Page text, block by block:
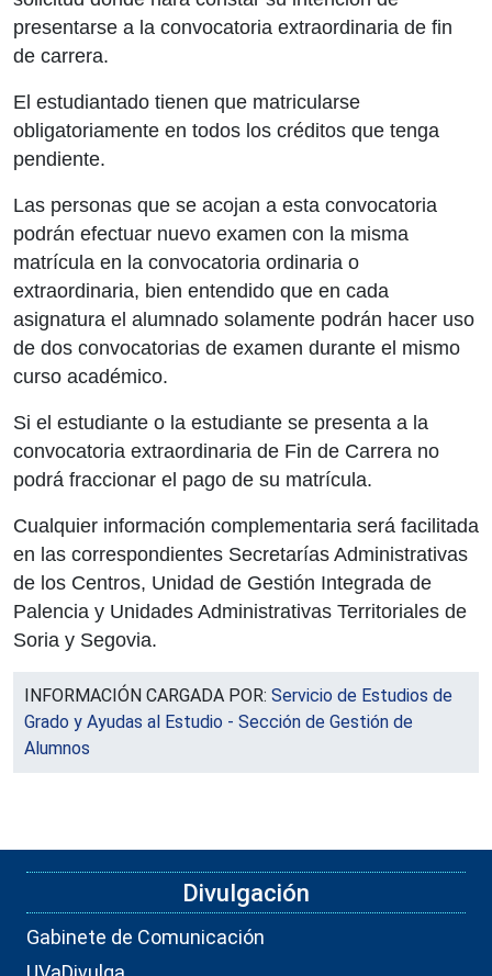
presentarse a la convocatoria extraordinaria de fin
de carrera.
El estudiantado tienen que matricularse
obligatoriamente en todos los créditos que tenga
pendiente.
Las personas que se acojan a esta convocatoria
podrán efectuar nuevo examen con la misma
matrícula en la convocatoria ordinaria o
extraordinaria, bien entendido que en cada
asignatura el alumnado solamente podrán hacer uso
de dos convocatorias de examen durante el mismo
curso académico.
Si el estudiante o la estudiante se presenta a la
convocatoria extraordinaria de Fin de Carrera no
podrá fraccionar el pago de su matrícula.
Cualquier información complementaria será facilitada
en las correspondientes Secretarías Administrativas
de los Centros, Unidad de Gestión Integrada de
Palencia y Unidades Administrativas Territoriales de
Soria y Segovia.
INFORMACIÓN CARGADA POR: Servicio de Estudios de
Grado y Ayudas al Estudio - Sección de Gestión de
Alumnos
Divulgación
Gabinete de Comunicación